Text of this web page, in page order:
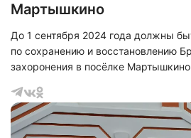
Мартышкино
До 1 сентября 2024 года должны
по сохранению и восстановлению
захоронения в посёлке
граждан, который он провел в
России в СЗФО по поручению главы
просьбой о сохранении